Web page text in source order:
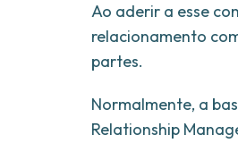
Ao aderir a esse
relacionamento
partes.
Normalmente, a
Relationship